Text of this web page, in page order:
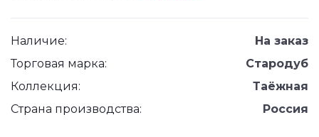
Наличие:
На заказ
Торговая марка:
Стародуб
Коллекция:
Таёжная
Страна производства:
Россия